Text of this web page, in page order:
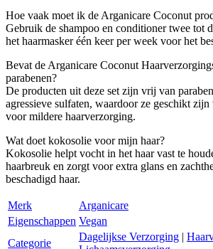
Hoe vaak moet ik de Arganicare Coconut
Gebruik de shampoo en conditioner twee tot
het haarmasker één keer per week voor het
Bevat de Arganicare Coconut
parabenen?
De producten uit deze set zijn vrij van
agressieve sulfaten, waardoor ze geschikt
voor mildere haarverzorging.
Wat doet kokosolie voor mijn haar?
Kokosolie helpt vocht in het haar vast te
haarbreuk en zorgt voor extra glans en
beschadigd haar.
Merk
Arganicare
Eigenschappen Vegan
Categorie
Dagelijkse Verzorging |